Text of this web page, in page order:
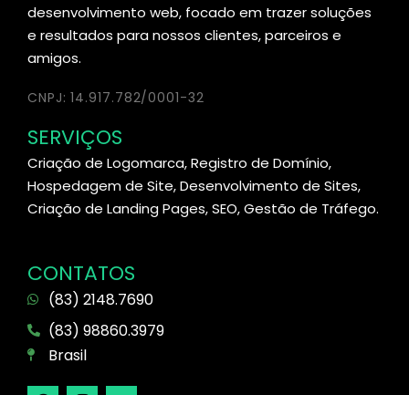
desenvolvimento web, focado em trazer soluções
e resultados para nossos clientes, parceiros e
amigos.
CNPJ: 14.917.782/0001-32
SERVIÇOS
Criação de Logomarca, Registro de Domínio,
Hospedagem de Site, Desenvolvimento de Sites,
Criação de Landing Pages, SEO, Gestão de Tráfego.
CONTATOS
(83) 2148.7690
(83) 98860.3979
Brasil